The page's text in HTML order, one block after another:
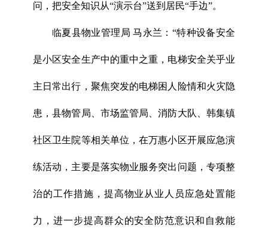
问，把安全知识从“演示台”送到居民“手边”。
临夏县物业管理局 马永兰：“特种设备安全
是小区安全生产中的重中之重，电梯安全关乎业
主日常出行，聚焦突发的电梯困人险情和火灾隐
患，县物管局、市场监管局、消防大队、韩集镇
社区卫生院等相关单位，在万惠小区开展应急演
练活动，主要是落实物业服务突出问题，专项整
治的工作措施，提高物业从业人员应急处置能
力，进一步提高群众的安全防范意识和自救能